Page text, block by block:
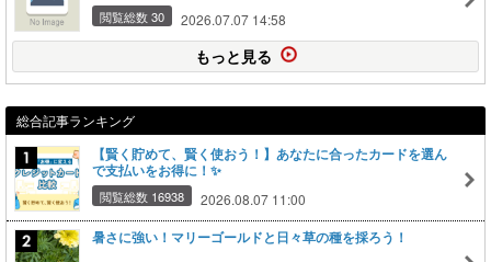
閲覧総数 30 2026.07.07 14:58
もっと見る
総合記事ランキング
【賢く貯めて、賢く使おう！】あなたに合ったカードを選ん
で支払いをお得に！✨
閲覧総数 16938 2026.08.07 11:00
暑さに強い！マリーゴールドと日々草の種を採ろう！